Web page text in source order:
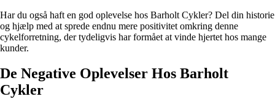
Har du også haft en god oplevelse hos Barholt Cykler? Del din historie
og hjælp med at sprede endnu mere positivitet omkring denne
cykelforretning, der tydeligvis har formået at vinde hjertet hos mange
kunder.
De Negative Oplevelser Hos Barholt
Cykler